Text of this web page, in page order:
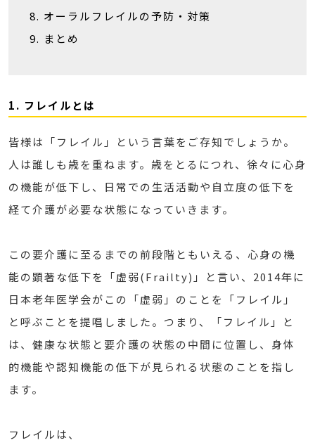
オーラルフレイルの予防・対策
まとめ
1. フレイルとは
皆様は「フレイル」という言葉をご存知でしょうか。
人は誰しも歳を重ねます。歳をとるにつれ、徐々に心身
の機能が低下し、日常での生活活動や自立度の低下を
経て介護が必要な状態になっていきます。
この要介護に至るまでの前段階ともいえる、心身の機
能の顕著な低下を「虚弱(Frailty)」と言い、2014年に
日本老年医学会がこの「虚弱」のことを「フレイル」
と呼ぶことを提唱しました。つまり、「フレイル」と
は、健康な状態と要介護の状態の中間に位置し、身体
的機能や認知機能の低下が見られる状態のことを指し
ます。
フレイルは、